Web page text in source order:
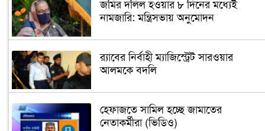
জমির দলিল হওয়ার ৮ দিনের মধ্যেই
নামজারি: মন্ত্রিসভায় অনুমোদন
র‌্যাবের নির্বাহী ম্যাজিস্ট্রেট সারওয়ার
আলমকে বদলি
হেফাজতে সামিল হচ্ছে জামাতের
নেতাকর্মীরা (ভিডিও)